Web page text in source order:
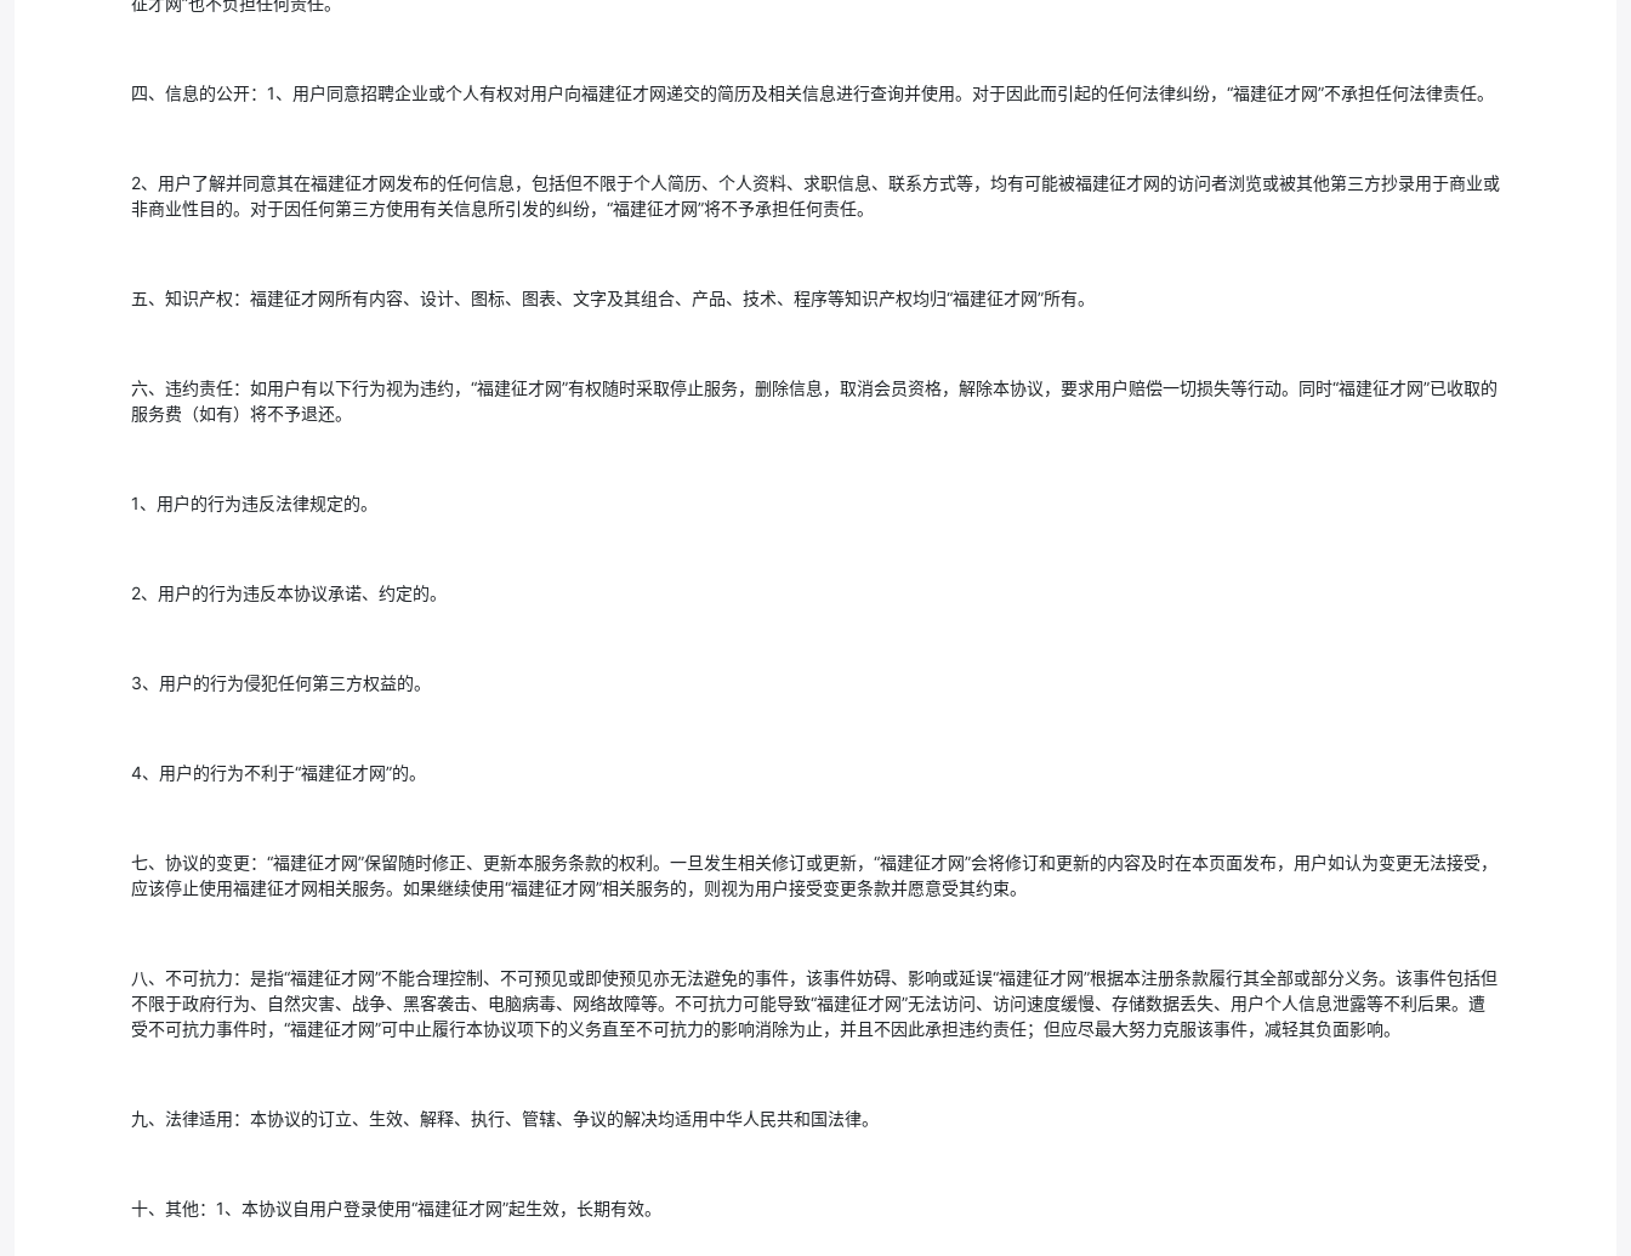
四、信息的公开：1、用户同意招聘企业或个人有权对用户向福建征才网递交的简历及相关信息进行查询并使用。对于因此而引起的任何法律纠纷，“福建征才网”不承担任何法律责任。
2、用户了解并同意其在福建征才网发布的任何信息，包括但不限于个人简历、个人资料、求职信息、联系方式等，均有可能被福建征才网的访问者浏览或被其他第三方抄录用于商业或
非商业性目的。对于因任何第三方使用有关信息所引发的纠纷，“福建征才网”将不予承担任何责任。
五、知识产权：福建征才网所有内容、设计、图标、图表、文字及其组合、产品、技术、程序等知识产权均归“福建征才网”所有。
六、违约责任：如用户有以下行为视为违约，“福建征才网”有权随时采取停止服务，删除信息，取消会员资格，解除本协议，要求用户赔偿一切损失等行动。同时“福建征才网”已收取的
服务费（如有）将不予退还。
1、用户的行为违反法律规定的。
2、用户的行为违反本协议承诺、约定的。
3、用户的行为侵犯任何第三方权益的。
4、用户的行为不利于“福建征才网”的。
七、协议的变更：“福建征才网”保留随时修正、更新本服务条款的权利。一旦发生相关修订或更新，“福建征才网”会将修订和更新的内容及时在本页面发布，用户如认为变更无法接受，
应该停止使用福建征才网相关服务。如果继续使用“福建征才网”相关服务的，则视为用户接受变更条款并愿意受其约束。
八、不可抗力：是指“福建征才网”不能合理控制、不可预见或即使预见亦无法避免的事件，该事件妨碍、影响或延误“福建征才网”根据本注册条款履行其全部或部分义务。该事件包括但
不限于政府行为、自然灾害、战争、黑客袭击、电脑病毒、网络故障等。不可抗力可能导致“福建征才网”无法访问、访问速度缓慢、存储数据丢失、用户个人信息泄露等不利后果。遭
受不可抗力事件时，“福建征才网”可中止履行本协议项下的义务直至不可抗力的影响消除为止，并且不因此承担违约责任；但应尽最大努力克服该事件，减轻其负面影响。
九、法律适用：本协议的订立、生效、解释、执行、管辖、争议的解决均适用中华人民共和国法律。
十、其他：1、本协议自用户登录使用“福建征才网”起生效，长期有效。